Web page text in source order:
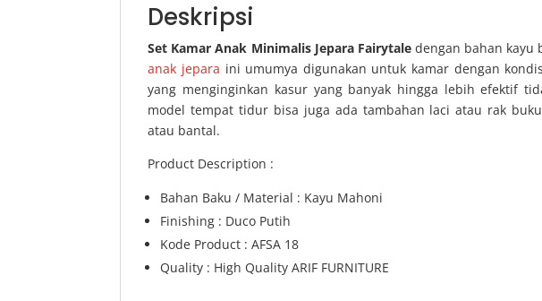
Deskripsi
Set Kamar Anak Minimalis Jepara Fairytaledengan bahan kayu
anak jepara ini umumya digunakan untuk kamar dengan
yang menginginkan kasur yang banyak hingga lebih efektif
model tempat tidur bisa juga ada tambahan laci atau rak
atau bantal.
Product Description :
Bahan Baku / Material : Kayu Mahoni
Finishing : Duco Putih
Kode Product : AFSA 18
Quality : High Quality ARIF FURNITURE